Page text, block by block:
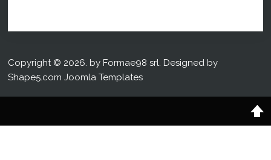
Copyright © 2026. by Formae98 srl. Designed by
Shape5.comJoomla Templates